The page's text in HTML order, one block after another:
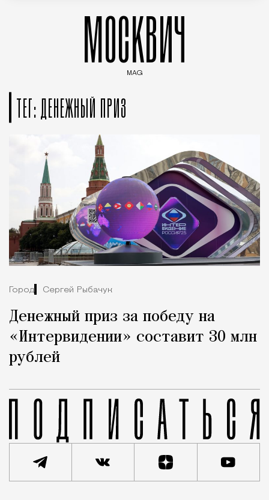
МОСКВИЧ
MAG
ТЕГ: ДЕНЕЖНЫЙ ПРИЗ
Город Сергей Рыбачук
Денежный приз за победу на
«Интервидении» составит 30 млн
рублей